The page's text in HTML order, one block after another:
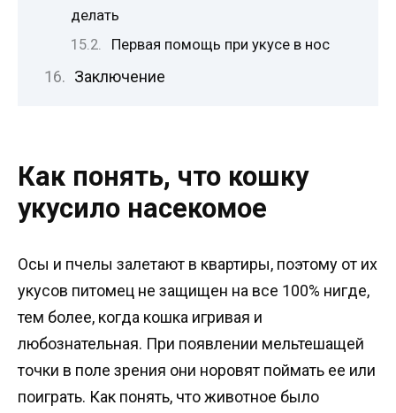
делать
Первая помощь при укусе в нос
Заключение
Как понять, что кошку
укусило насекомое
Осы и пчелы залетают в квартиры, поэтому от их
укусов питомец не защищен на все 100% нигде,
тем более, когда кошка игривая и
любознательная. При появлении мельтешащей
точки в поле зрения они норовят поймать ее или
поиграть. Как понять, что животное было